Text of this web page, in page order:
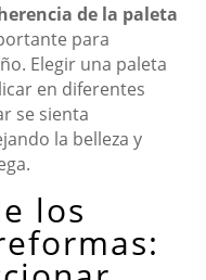
de la paleta
para
Elegir una paleta
en diferentes
se sienta
la belleza y
los